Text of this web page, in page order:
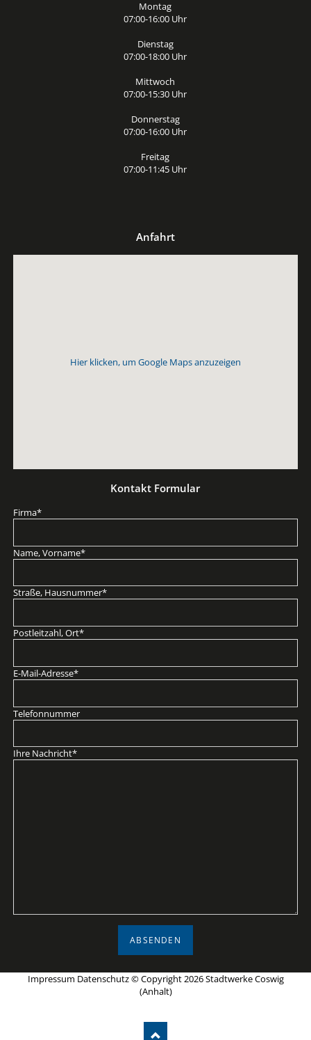
Montag
07:00-16:00 Uhr
Dienstag
07:00-18:00 Uhr
Mittwoch
07:00-15:30 Uhr
Donnerstag
07:00-16:00 Uhr
Freitag
07:00-11:45 Uhr
Anfahrt
Hier klicken, um Google Maps anzuzeigen
Kontakt Formular
Pflichtfeld
Firma*
Pflichtfeld
Name, Vorname*
Pflichtfeld
Straße, Hausnummer*
Pflichtfeld
Postleitzahl, Ort*
Pflichtfeld
E-Mail-Adresse*
Telefonnummer
Pflichtfeld
Ihre Nachricht*
ABSENDEN
Impressum Datenschutz© Copyright 2026 Stadtwerke Coswig
(Anhalt)